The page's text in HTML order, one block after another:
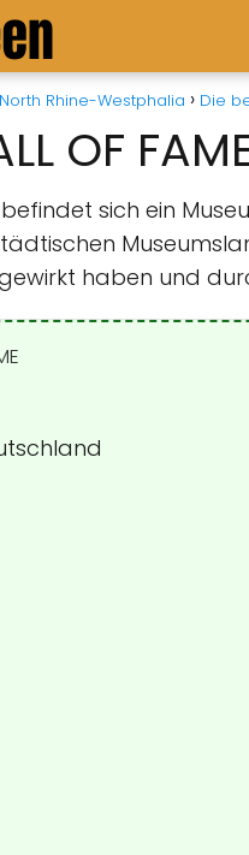
North Rhine-Westphalia Die
OF
sich ein
haben und